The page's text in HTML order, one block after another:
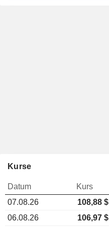
Kurse
Datum Kurs
07.08.26
108,88 $
06.08.26
106,97 $